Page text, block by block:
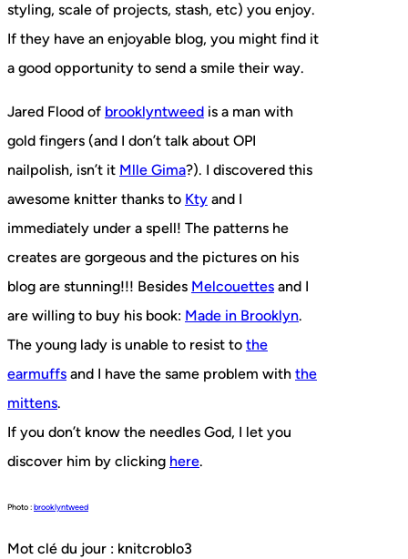
styling, scale of projects, stash, etc) you enjoy.
If they have an enjoyable blog, you might find it
a good opportunity to send a smile their way.
Jared Flood of brooklyntweed is a man with
gold fingers (and I don’t talk about OPI
nailpolish, isn’t it Mlle Gima?). I discovered this
awesome knitter thanks to Kty and I
immediately under a spell! The patterns he
creates are gorgeous and the pictures on his
blog are stunning!!! Besides Melcouettes and I
are willing to buy his book: Made in Brooklyn.
The young lady is unable to resist to the
earmuffs and I have the same problem with the
mittens.
If you don’t know the needles God, I let you
discover him by clicking here.
Photo :brooklyntweed
Mot clé du jour : knitcroblo3